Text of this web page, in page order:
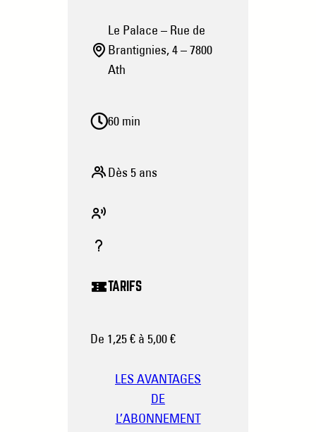
Le Palace – Rue de
Brantignies, 4 – 7800
Ath
60 min
Dès 5 ans
TARIFS
De 1,25 € à 5,00 €
LES AVANTAGES
DE
L’ABONNEMENT